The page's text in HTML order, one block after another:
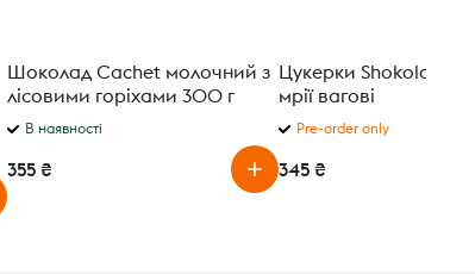
Шоколад Cachet молочний з
лісовими горіхами 300 г
В наявності
355 ₴
Цукерки Shokoladno
мрії вагові
Pre-order only
345 ₴